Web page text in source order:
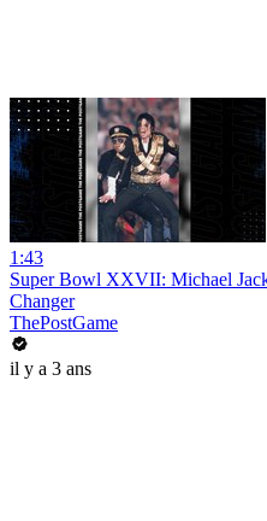
1:43
Super Bowl XXVII: Michael
Changer
ThePostGame
il y a 3 ans